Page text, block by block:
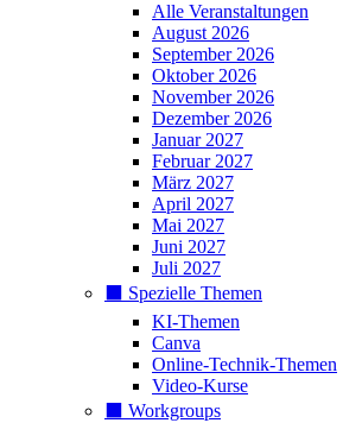
Alle Veranstaltungen
August 2026
September 2026
Oktober 2026
November 2026
Dezember 2026
Januar 2027
Februar 2027
März 2027
April 2027
Mai 2027
Juni 2027
Juli 2027
⬛️ Spezielle Themen
KI-Themen
Canva
Online-Technik-Themen
Video-Kurse
⬛️ Workgroups